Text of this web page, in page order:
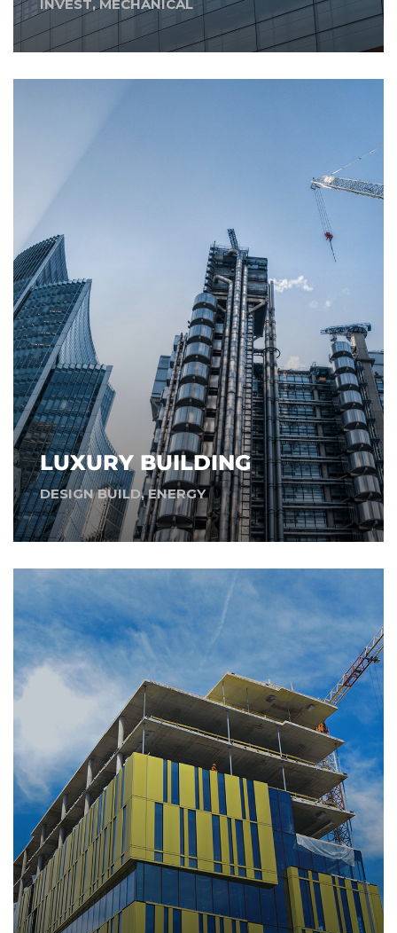
INVEST,MECHANICAL
LUXURY BUILDING
DESIGN BUILD,ENERGY